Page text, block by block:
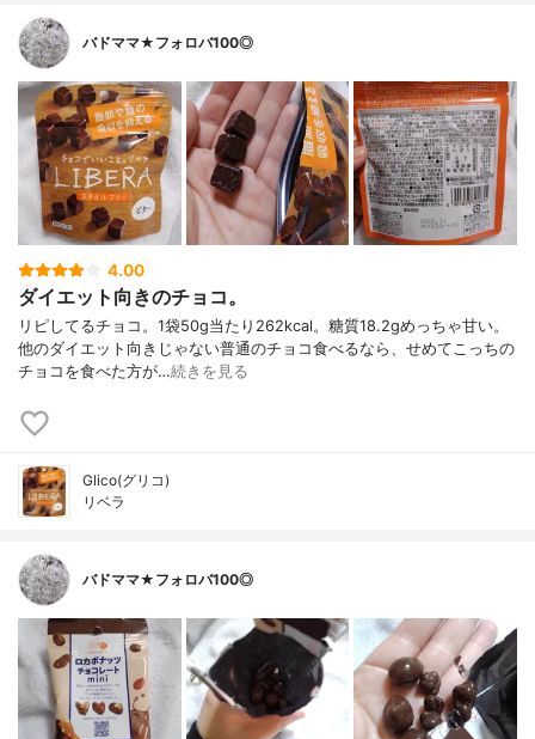
バドママ★フォロバ100◎
4.00
ダイエット向きのチョコ。
リピしてるチョコ。1袋50g当たり262kcal。糖質18.2gめっちゃ甘い。
他のダイエット向きじゃない普通のチョコ食べるなら、せめてこっちの
チョコを食べた方が…続きを見る
Glico(グリコ)
リベラ
バドママ★フォロバ100◎